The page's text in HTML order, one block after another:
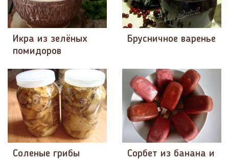
Икра из зелёных
помидоров
Брусничное варенье
Соленые грибы
Сорбет из банана и